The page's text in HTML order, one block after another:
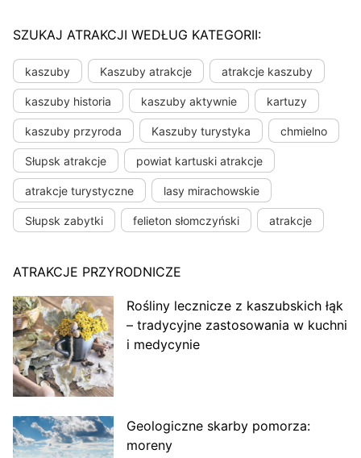
SZUKAJ ATRAKCJI WEDŁUG KATEGORII:
kaszuby Kaszuby atrakcje atrakcje kaszuby
kaszuby historia kaszuby aktywnie kartuzy
kaszuby przyroda Kaszuby turystyka chmielno
Słupsk atrakcje powiat kartuski atrakcje
atrakcje turystyczne lasy mirachowskie
Słupsk zabytki felieton słomczyński atrakcje
ATRAKCJE PRZYRODNICZE
Rośliny lecznicze z kaszubskich łąk
– tradycyjne zastosowania w kuchni
i medycynie
Geologiczne skarby pomorza:
moreny